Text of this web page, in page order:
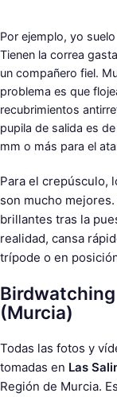
Por ejemplo, yo
Tienen la correa
un compañero fiel.
problema es que
recubrimientos
pupila de salida es
mm o más para el
Para el crepúsculo,
son mucho
brillantes tras la
realidad, cansa
trípode o en
(Murcia)
Todas las fotos y
tomadas en Las
Región de Murcia.